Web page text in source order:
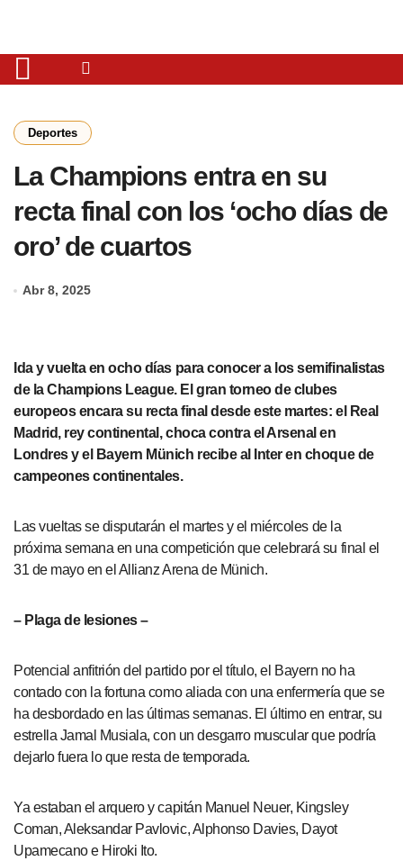
Deportes
La Champions entra en su
recta final con los ‘ocho días de
oro’ de cuartos
Abr 8, 2025
de la Champions League. El gran torneo de clubes
europeos encara su recta final desde este martes: el Real
Madrid, rey continental, choca contra el Arsenal en
Londres y el Bayern Münich recibe al Inter en choque de
campeones continentales.
Las vueltas se disputarán el martes y el miércoles de la
próxima semana en una competición que celebrará su final el
31 de mayo en el Allianz Arena de Münich.
– Plaga de lesiones –
Potencial anfitrión del partido por el título, el Bayern no ha
contado con la fortuna como aliada con una enfermería que se
ha desbordado en las últimas semanas. El último en entrar, su
estrella Jamal Musiala, con un desgarro muscular que podría
dejarlo fuera lo que resta de temporada.
Ya estaban el arquero y capitán Manuel Neuer, Kingsley
Coman, Aleksandar Pavlovic, Alphonso Davies, Dayot
Upamecano e Hiroki Ito.